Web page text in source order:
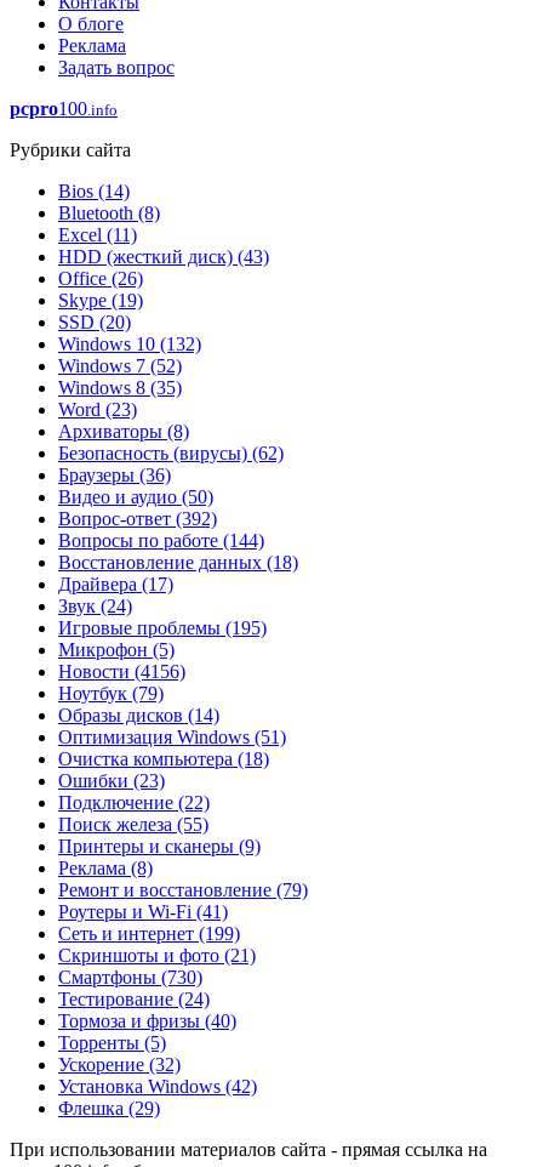
О блоге
Реклама
Задать вопрос
pcpro100.info
Рубрики сайта
Bios (14)
Bluetooth (8)
Excel (11)
HDD (жесткий диск) (43)
Office (26)
Skype (19)
SSD (20)
Windows 10 (132)
Windows 7 (52)
Windows 8 (35)
Word (23)
Архиваторы (8)
Безопасность (вирусы) (62)
Браузеры (36)
Видео и аудио (50)
Вопрос-ответ (392)
Вопросы по работе (144)
Восстановление данных (18)
Драйвера (17)
Звук (24)
Игровые проблемы (195)
Микрофон (5)
Новости (4156)
Ноутбук (79)
Образы дисков (14)
Оптимизация Windows (51)
Очистка компьютера (18)
Ошибки (23)
Подключение (22)
Поиск железа (55)
Принтеры и сканеры (9)
Реклама (8)
Ремонт и восстановление (79)
Роутеры и Wi-Fi (41)
Сеть и интернет (199)
Скриншоты и фото (21)
Смартфоны (730)
Тестирование (24)
Тормоза и фризы (40)
Торренты (5)
Ускорение (32)
Установка Windows (42)
Флешка (29)
При использовании материалов сайта - прямая ссылка на